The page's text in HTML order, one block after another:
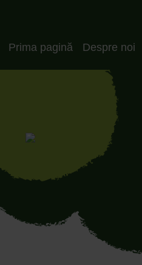
Header_RO
Prima pagină Despre noi